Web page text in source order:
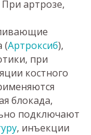
При артрозе,
(Артроксиб),
при
костного
блокада,
подключают
, инъекции